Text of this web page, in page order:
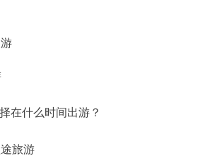
在什么时间出游？
旅游